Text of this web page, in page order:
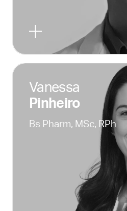
Vanessa
Pinheiro
Bs Pharm, MSc, RPh